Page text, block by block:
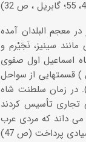
معجم البلدان آمده
سینیز، نَجَیْرم و
در 918/1512، در زمان سلطنت شاه اسماعیل اول صفوی
) قسمتهایی از سواحل
خلیج فارس ، از جمله ریشهر و کنگون (کنگان )، را تصرف کردند (وادالا، ص 41ـ42). در زمان سلطنت شاه
تجاری تأسیس کردند
(1148ـ1160) یا اندکی پیش از آن می داند که مردی عرب